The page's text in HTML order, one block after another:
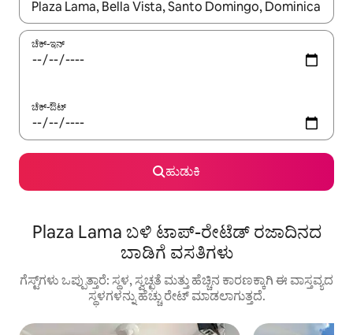
ಫಲಿತಾಂಶಗಳು ಲಭ್ಯವಿರುವಾಗ, ಅಪ್ ಮತ್ತು ಡೌನ್ ಬಾಣದ ಕೀಲಿಗಳೊಂದಿಗೆ
ಚೆಕ್-ಇನ್
ಚೆಕ್-ಔಟ್
ಹುಡುಕಿ
Plaza Lama ಬಳಿ ಟಾಪ್-ರೇಟೆಡ್ ರಜಾದಿನದ
ಬಾಡಿಗೆ ವಸತಿಗಳು
ಗೆಸ್ಟ್‌ಗಳು ಒಪ್ಪುತ್ತಾರೆ: ಸ್ಥಳ, ಸ್ವಚ್ಛತೆ ಮತ್ತು ಹೆಚ್ಚಿನ ಕಾರಣಕ್ಕಾಗಿ ಈ ವಾಸ್ತವ್ಯದ
ಸ್ಥಳಗಳನ್ನು ಹೆಚ್ಚು ರೇಟ್ ಮಾಡಲಾಗುತ್ತದೆ.